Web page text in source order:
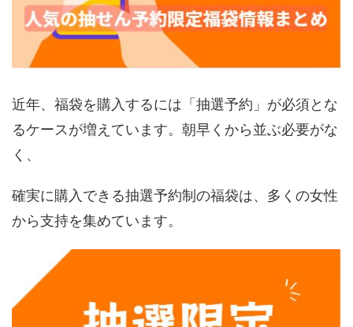
近年、福袋を購入するには「抽選予約」が必須とな
るケースが増えています。朝早くから並ぶ必要がな
く、
確実に購入できる抽選予約制の福袋は、多くの女性
から支持を集めています。